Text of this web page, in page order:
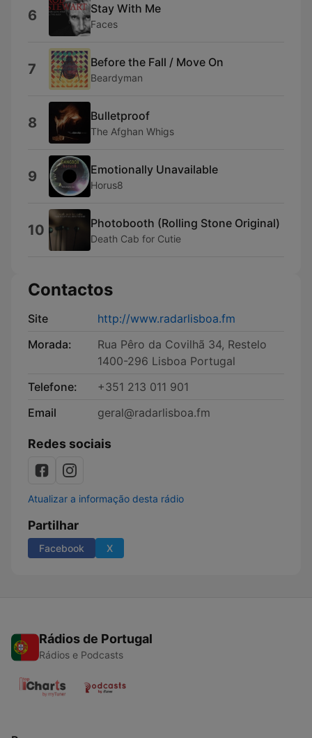
6 Stay With Me
Faces
7 Before the Fall / Move On
Beardyman
8 Bulletproof
The Afghan Whigs
9 Emotionally Unavailable
Horus8
10 Photobooth (Rolling Stone Original)
Death Cab for Cutie
Contactos
Site
http://www.radarlisboa.fm
Morada:
Rua Pêro da Covilhã 34, Restelo
1400-296 Lisboa Portugal
Telefone:
+351 213 011 901
Email
geral@radarlisboa.fm
Redes sociais
Atualizar a informação desta rádio
Partilhar
Facebook X
Rádios de Portugal
Rádios e Podcasts